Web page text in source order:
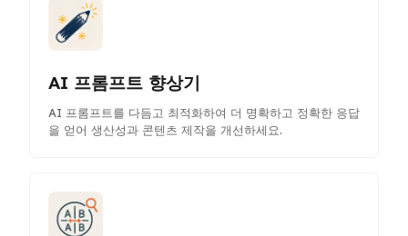
AI 프롬프트 향상기
AI 프롬프트를 다듬고 최적화하여 더 명확하고 정확한 응답
을 얻어 생산성과 콘텐츠 제작을 개선하세요.